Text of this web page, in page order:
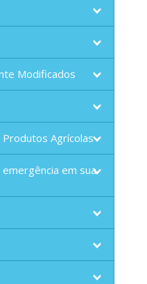
Modificados
Agrícolas
em sua